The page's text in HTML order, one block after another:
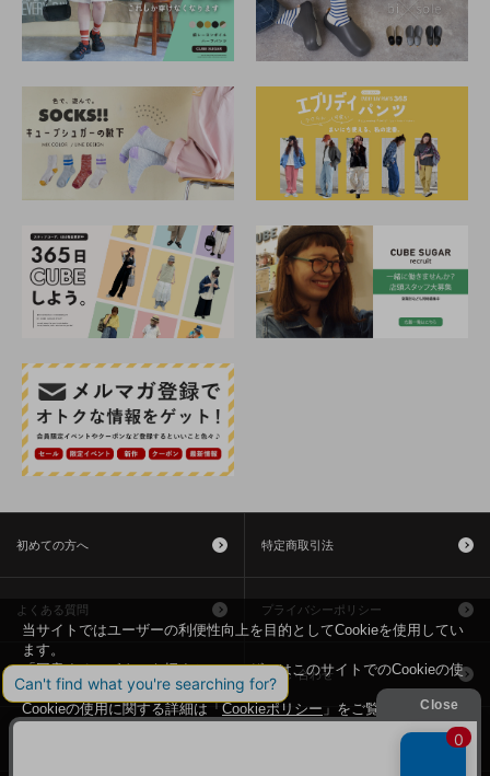
初めての方へ 特定商取引法
よくある質問 プライバシーポリシー
利用規約 お問い合わせ
当サイトではユーザーの利便性向上を目的としてCookieを使用してい
ます。
「同意する」ボタンを押すと、ユーザーはこのサイトでのCookieの使
用に同意したことになります。
Cookieの使用に関する詳細は「 Cookieポリシー 」をご覧ください。